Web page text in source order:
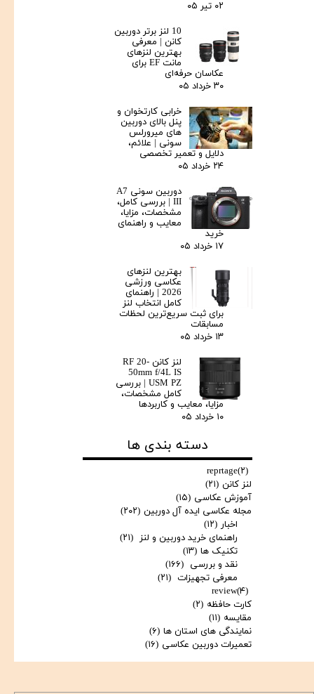
۰۲ تیر ۰۵
10 لنز برتر دوربین
کانن | معرفی
بهترین لنزهای
مانت EF برای
عکاسان حرفه‌ای
۳۰ خرداد ۰۵
خرابی کارتخوان و
پنل بالای دوربین‌
های میرورلس
سونی | علائم،
دلایل و تعمیر تخصصی
۲۴ خرداد ۰۵
دوربین سونی A7
III | بررسی کامل،
مشخصات، مزایا،
معایب و راهنمای
خرید
۱۷ خرداد ۰۵
بهترین لنزهای
عکاسی ورزشی
2026 | راهنمای
کامل انتخاب لنز
برای ثبت سریع‌ترین لحظات
مسابقات
۱۳ خرداد ۰۵
لنز کانن RF 20-
50mm f/4L IS
USM PZ | بررسی
کامل مشخصات،
مزایا، معایب و کاربردها
۱۰ خرداد ۰۵
دسته بندی ها
reprtage(۲)
لنز کانن (۲۱)
آموزش عکاسی (۱۵)
مجله عکاسی ایده آل دوربین (۲۰۲)
اخبار (۱۲)
راهنمای خرید دوربین و لنز (۲۱)
تکنیک ها (۱۳)
نقد و بررسی (۱۶۶)
معرفی تجهیزات (۲۱)
review(۴)
کارت حافظه (۲)
مقایسه (۱۱)
نمایندگی های استان ها (۶)
تعمیرات دوربین عکاسی (۱۶)